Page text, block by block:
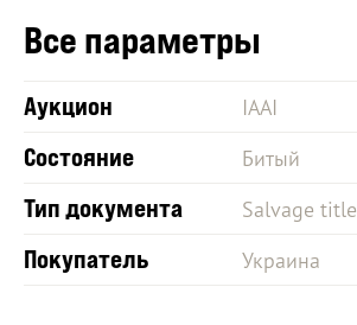
Все параметры
Аукцион IAAI
Состояние Битый
Тип документа Salvage title
Покупатель Украина